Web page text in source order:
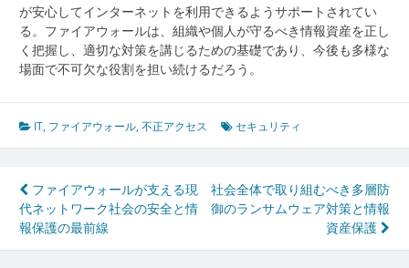
が安心してインターネットを利用できるようサポートされてい
る。ファイアウォールは、組織や個人が守るべき情報資産を正し
く把握し、適切な対策を講じるための基礎であり、今後も多様な
場面で不可欠な役割を担い続けるだろう。
IT, ファイアウォール,不正アクセス セキュリティ
投
稿
ナ
ファイアウォールが支える現
代ネットワーク社会の安全と情
報保護の最前線
社会全体で取り組むべき多層防
御のランサムウェア対策と情報
資産保護